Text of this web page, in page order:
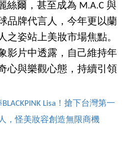
絲爾，甚至成為 M.A.C 與
品牌代言人，今年更以蘭
之姿站上美妝市場焦點。
影片中透露，自己維持年
心與樂觀心態，持續引領
Lisa！搶下台灣第一
，怪美妝容創造無限商機